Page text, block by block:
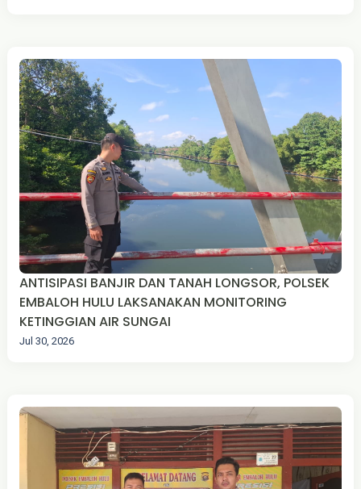
ANTISIPASI BANJIR DAN TANAH LONGSOR, POLSEK
EMBALOH HULU LAKSANAKAN MONITORING
KETINGGIAN AIR SUNGAI
Jul 30, 2026